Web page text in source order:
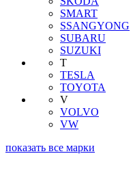
SMART
SSANGYONG
SUBARU
SUZUKI
T
TESLA
TOYOTA
V
VOLVO
VW
показать все марки